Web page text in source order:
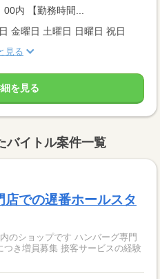
内 【勤務時間...
金曜日 土曜日 日曜日 祝日
見る
を見る
バイトル案件一覧
での遅番ホールスタ
のショップです ハンバーグ専門
き増員募集 接客サービスの経験